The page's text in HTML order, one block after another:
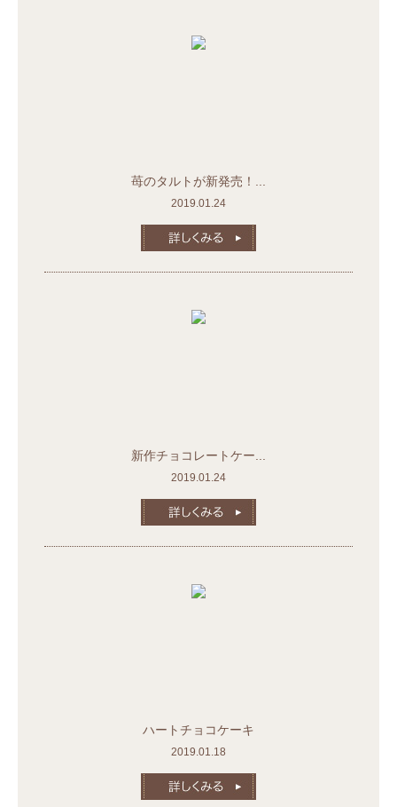
苺のタルトが新発売！...
2019.01.24
新作チョコレートケー...
2019.01.24
ハートチョコケーキ
2019.01.18